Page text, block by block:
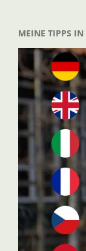
MEINE TIPPS IN